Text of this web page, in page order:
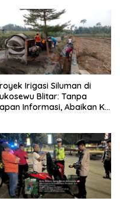
Irigasi Siluman di
Blitar: Tanpa
Informasi, Abaikan K3,